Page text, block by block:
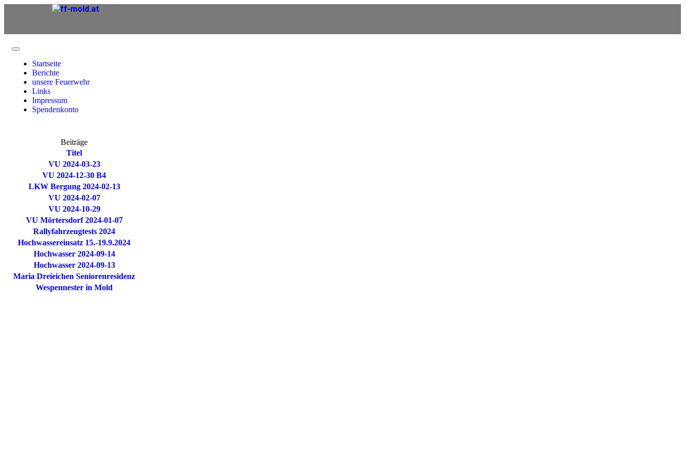
Startseite
Berichte
unsere Feuerwehr
Links
Impressum
Spendenkonto
Beiträge
Titel
VU 2024-03-23
VU 2024-12-30 B4
LKW Bergung 2024-02-13
VU 2024-02-07
VU 2024-10-29
VU Mörtersdorf 2024-01-07
Rallyfahrzeugtests 2024
Hochwassereinsatz 15.-19.9.2024
Hochwasser 2024-09-14
Hochwasser 2024-09-13
Maria Dreieichen Seniorenresidenz
Wespennester in Mold